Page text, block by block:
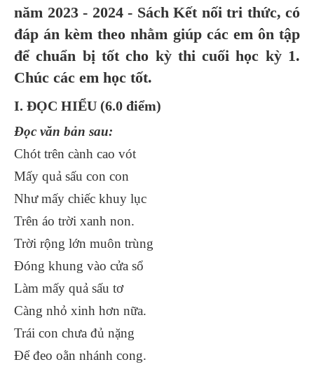
năm 2023 - 2024 - Sách Kết nối tri thức, có
đáp án kèm theo nhằm giúp các em ôn tập
để chuẩn bị tốt cho kỳ thi cuối học kỳ 1.
Chúc các em học tốt.
I. ĐỌC HIỂU (6.0 điểm)
Đọc văn bản sau:
Chót trên cành cao vót
Mấy quả sấu con con
Như mấy chiếc khuy lục
Trên áo trời xanh non.
Trời rộng lớn muôn trùng
Đóng khung vào cửa sổ
Làm mấy quả sấu tơ
Càng nhỏ xinh hơn nữa.
Trái con chưa đủ nặng
Để đeo oằn nhánh cong.